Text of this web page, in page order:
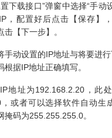
下载接口”弹窗中选择“手动
，配置好后点击【保存】
【下一步】。
手动设置的IP地址与将要进
根据IP地址正确填写。
地址为192.168.2.20，此
，或者可以选择软件自动生
掩码为255.255.255.0。